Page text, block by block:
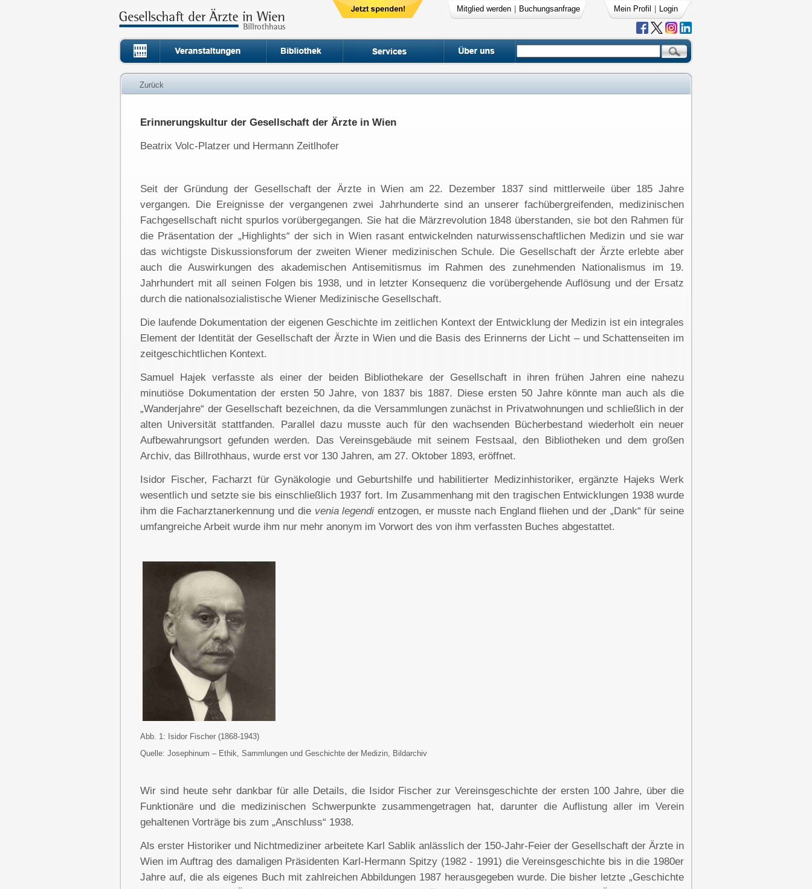
Mitglied werden Buchungsanfrage Mein Profil Login
Zurück
Erinnerungskultur der Gesellschaft der Ärzte in Wien
Beatrix Volc-Platzer und Hermann Zeitlhofer
Seit der Gründung der Gesellschaft der Ärzte in Wien am 22. Dezember 1837 sind mittlerweile über 185 Jahre
vergangen. Die Ereignisse der vergangenen zwei Jahrhunderte sind an unserer fachübergreifenden, medizinischen
Fachgesellschaft nicht spurlos vorübergegangen. Sie hat die Märzrevolution 1848 überstanden, sie bot den Rahmen für
die Präsentation der „Highlights“ der sich in Wien rasant entwickelnden naturwissenschaftlichen Medizin und sie war
das wichtigste Diskussionsforum der zweiten Wiener medizinischen Schule. Die Gesellschaft der Ärzte erlebte aber
auch die Auswirkungen des akademischen Antisemitismus im Rahmen des zunehmenden Nationalismus im 19.
Jahrhundert mit all seinen Folgen bis 1938, und in letzter Konsequenz die vorübergehende Auflösung und der Ersatz
durch die nationalsozialistische Wiener Medizinische Gesellschaft.
Die laufende Dokumentation der eigenen Geschichte im zeitlichen Kontext der Entwicklung der Medizin ist ein integrales
Element der Identität der Gesellschaft der Ärzte in Wien und die Basis des Erinnerns der Licht – und Schattenseiten im
zeitgeschichtlichen Kontext.
Samuel Hajek verfasste als einer der beiden Bibliothekare der Gesellschaft in ihren frühen Jahren eine nahezu
minutiöse Dokumentation der ersten 50 Jahre, von 1837 bis 1887. Diese ersten 50 Jahre könnte man auch als die
„Wanderjahre“ der Gesellschaft bezeichnen, da die Versammlungen zunächst in Privatwohnungen und schließlich in der
alten Universität stattfanden. Parallel dazu musste auch für den wachsenden Bücherbestand wiederholt ein neuer
Aufbewahrungsort gefunden werden. Das Vereinsgebäude mit seinem Festsaal, den Bibliotheken und dem großen
Archiv, das Billrothhaus, wurde erst vor 130 Jahren, am 27. Oktober 1893, eröffnet.
Isidor Fischer, Facharzt für Gynäkologie und Geburtshilfe und habilitierter Medizinhistoriker, ergänzte Hajeks Werk
wesentlich und setzte sie bis einschließlich 1937 fort. Im Zusammenhang mit den tragischen Entwicklungen 1938 wurde
ihm die Facharztanerkennung und die venia legendi entzogen, er musste nach England fliehen und der „Dank“ für seine
umfangreiche Arbeit wurde ihm nur mehr anonym im Vorwort des von ihm verfassten Buches abgestattet.
Abb. 1: Isidor Fischer (1868-1943)
Quelle: Josephinum – Ethik, Sammlungen und Geschichte der Medizin, Bildarchiv
Wir sind heute sehr dankbar für alle Details, die Isidor Fischer zur Vereinsgeschichte der ersten 100 Jahre, über die
Funktionäre und die medizinischen Schwerpunkte zusammengetragen hat, darunter die Auflistung aller im Verein
gehaltenen Vorträge bis zum „Anschluss“ 1938.
Als erster Historiker und Nichtmediziner arbeitete Karl Sablik anlässlich der 150-Jahr-Feier der Gesellschaft der Ärzte in
Wien im Auftrag des damaligen Präsidenten Karl-Hermann Spitzy (1982 - 1991) die Vereinsgeschichte bis in die 1980er
Jahre auf, die als eigenes Buch mit zahlreichen Abbildungen 1987 herausgegeben wurde. Die bisher letzte „Geschichte